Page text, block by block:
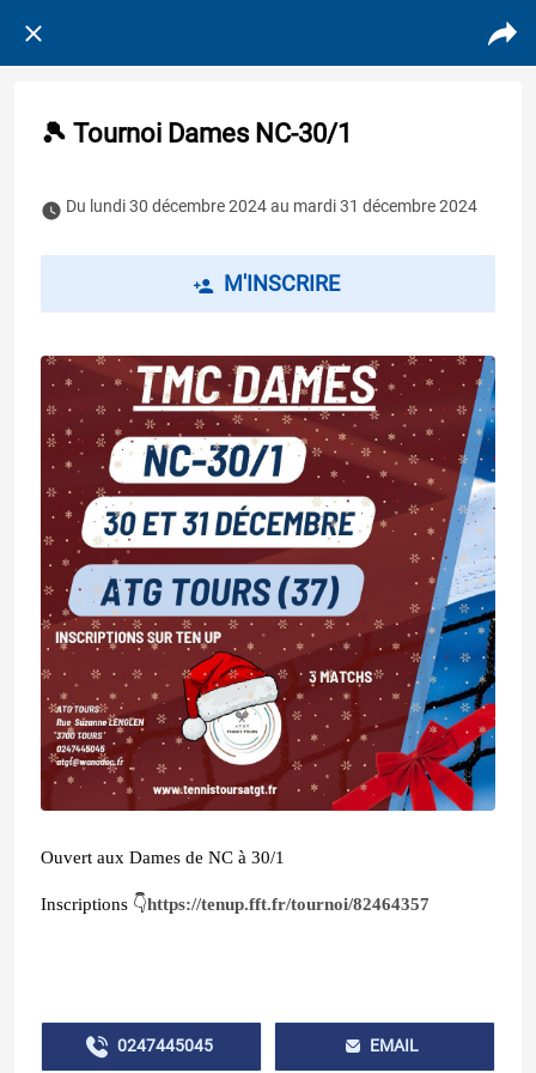
🎾 Tournoi Dames NC-30/1
Du lundi 30 décembre 2024 au mardi 31 décembre 2024
M'INSCRIRE
Ouvert aux Dames de NC à 30/1
Inscriptions 👇https://tenup.fft.fr/tournoi/82464357
0247445045 EMAIL